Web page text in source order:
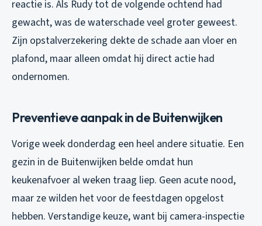
reactie is. Als Rudy tot de volgende ochtend had
gewacht, was de waterschade veel groter geweest.
Zijn opstalverzekering dekte de schade aan vloer en
plafond, maar alleen omdat hij direct actie had
ondernomen.
Preventieve aanpak in de Buitenwijken
Vorige week donderdag een heel andere situatie. Een
gezin in de Buitenwijken belde omdat hun
keukenafvoer al weken traag liep. Geen acute nood,
maar ze wilden het voor de feestdagen opgelost
hebben. Verstandige keuze, want bij camera-inspectie